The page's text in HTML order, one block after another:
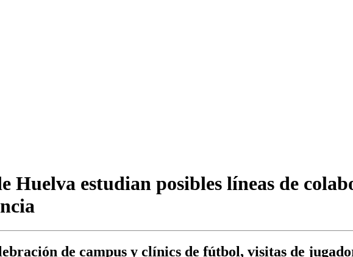
Huelva estudian posibles líneas de
de campus y clínics de fútbol, visitas de